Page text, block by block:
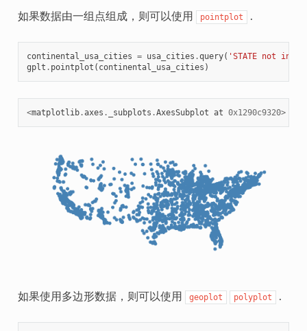
如果数据由一组点组成，则可以使用 pointplot .
continental_usa_cities = usa_cities .query( 'STATE not in
gplt . pointplot ( continental_usa_cities )
<matplotlib.axes . _subplots .AxesSubplot at 0x1290c9320>
如果使用多边形数据，则可以使用 geoplot polyplot .